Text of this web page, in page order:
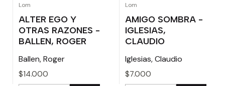
Lom
ALTER EGO Y
OTRAS RAZONES -
BALLEN, ROGER
Ballen, Roger
$14.000
Lom
AMIGO SOMBRA -
IGLESIAS,
CLAUDIO
Iglesias, Claudio
$7.000